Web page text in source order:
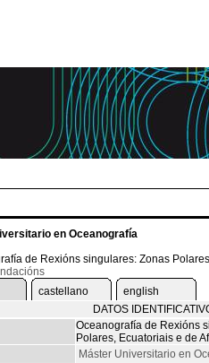
en Oceanografía
de Rexións singulares: Zonas
castellano
english
DATOS
Oceanografía de Rexións
Polares, Ecuatoriais e de
Máster Universitario en